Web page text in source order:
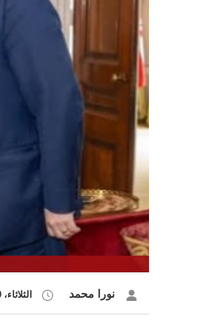
نورا محمد الثلاثاء، 19 مايو 2026 06:05 م